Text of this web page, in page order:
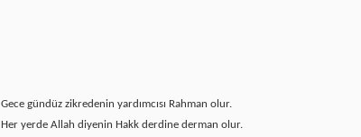
Gece gündüz zikredenin yardımcısı Rahman olur.
Her yerde Allah diyenin Hakk derdine derman olur.